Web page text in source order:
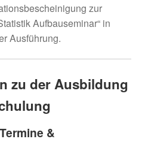
zur
Aufbauseminar“ in
Ausführung.
zu der Ausbildung
&